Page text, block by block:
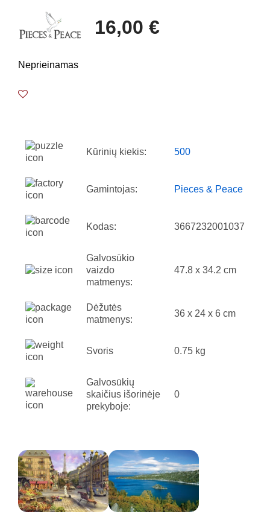
16,00 €
Neprieinamas
Kūrinių kiekis: 500
Gamintojas: Pieces & Peace
Kodas: 3667232001037
Galvosūkio
vaizdo
matmenys:
47.8 x 34.2 cm
Dėžutės
matmenys:
36 x 24 x 6 cm
Svoris 0.75 kg
Galvosūkių
skaičius išorinėje
prekyboje:
0